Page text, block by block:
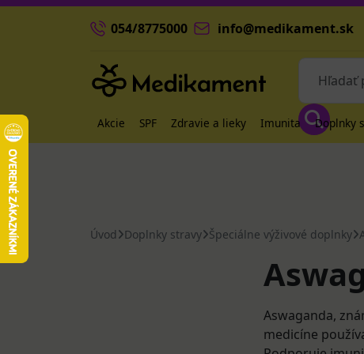
054/8775000 info@medikament.sk
Akcie SPF Zdravie a lieky Imunita Doplnky
Úvod Doplnky stravy Špeciálne výživové doplnky
Aswaganda,
medicíne